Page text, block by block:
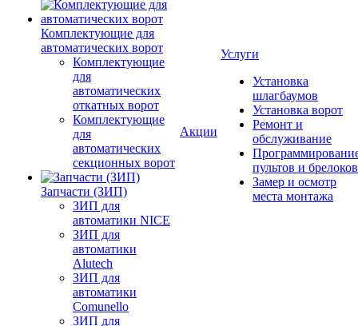
Комплектующие для
автоматических ворот
Комплектующие
для
автоматических
откатных ворот
Комплектующие
для
автоматических
секционных ворот
Запчасти (ЗИП)
ЗИП для
автоматики NICE
ЗИП для
автоматики
Alutech
ЗИП для
автоматики
Comunello
ЗИП для
Акции
Услуги
Установка
шлагбаумов
Установка ворот
Ремонт и
обслуживание
пультов и брелоков
Замер и осмотр
места монтажа